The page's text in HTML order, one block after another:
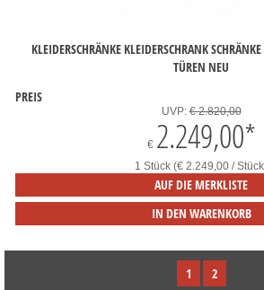
KLEIDERSCHRÄNKE KLEIDERSCHRANK SCHRÄNKE
ÜREN NEU
PREIS
UVP:€ 2.820,00
€ 2.249,00*
1 Stück (€ 2.249,00 /
AUF DIE MERKLISTE
IN DEN WARENKORB
1
2